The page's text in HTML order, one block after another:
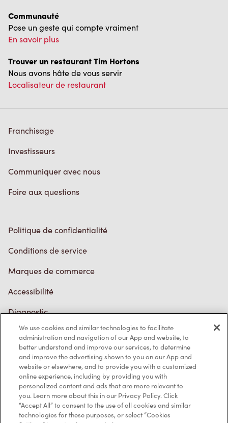
Communauté
Pose un geste qui compte vraiment
En savoir plus
Trouver un restaurant Tim Hortons
Nous avons hâte de vous servir
Localisateur de restaurant
Franchisage
Investisseurs
Communiquer avec nous
Foire aux questions
Politique de confidentialité
Conditions de service
Marques de commerce
Accessibilité
Diagnostic
Contactez-nous
TM & © Tim Hortons, 2023
We use cookies and similar technologies to facilitate
administration and navigation of our App and website, to
better understand and improve our services, to determine
and improve the advertising shown to you on our App and
website or elsewhere, and to provide you with a customized
online experience, including by providing you with
personalized content and ads that are more relevant to
you. Learn more about this in our Privacy Policy. Click
“Accept All” to consent to the use of all cookies and similar
technologies for these purposes, or select “Cookies